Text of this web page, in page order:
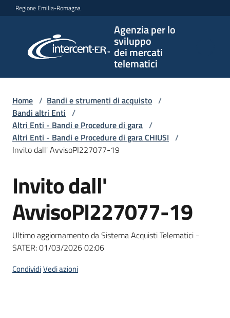
Vai al contenuto
Vai alla navigazione
Vai al footer
Regione Emilia-Romagna
Agenzia per lo
sviluppo
dei mercati
telematici
per lo
sviluppo
telematici
L'Agenzia
Bandi
strumenti
acquisto
Home / Bandi e strumenti di acquisto /
Bandi altri Enti /
Altri Enti - Bandi e Procedure di gara /
Altri Enti - Bandi e Procedure di gara CHIUSI /
Invito dall' AvvisoPI227077-19
Salta al contenuto
Invito dall'
AvvisoPI227077-19
Ultimo aggiornamento da Sistema Acquisti Telematici -
SATER:01/03/2026 02:06
CondividiVedi azioni